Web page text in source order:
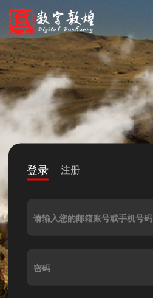
登录 注册
请输入您的邮箱账号或手机号码
密码